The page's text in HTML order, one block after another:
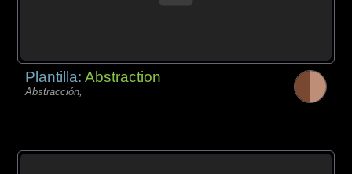
Plantilla:Abstraction
Abstracción,